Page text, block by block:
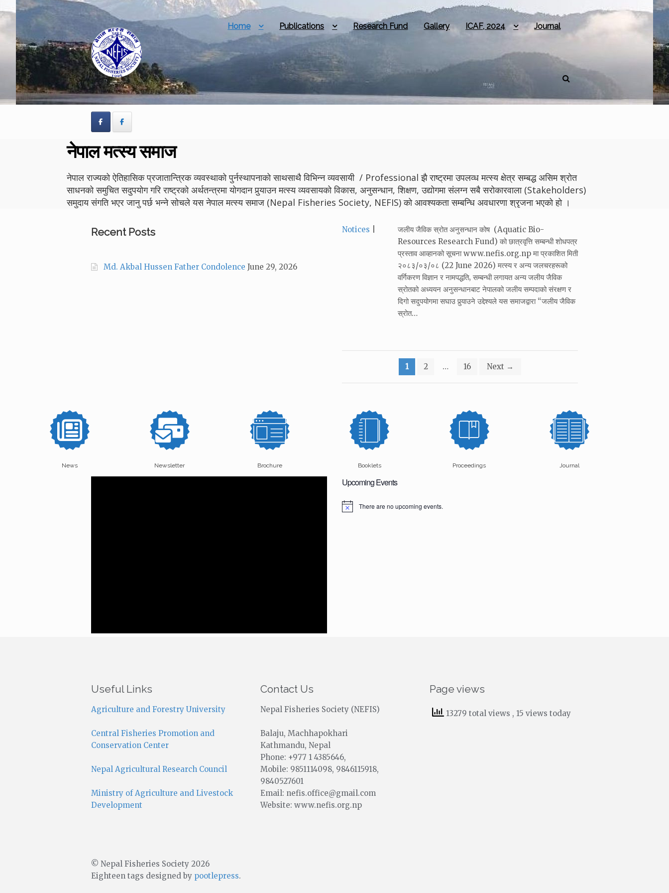
Skip
to
navigation
Skip
to
content
Home Publications Research Fund Gallery ICAF, 2024 Journal
नेपाल मत्स्य समाज
नेपाल राज्यको ऐतिहासिक प्रजातान्त्रिक व्यवस्थाको पुर्नस्थापनाको साथसाथै विभिन्न व्यवसायी / Professional झै राष्ट्रमा उपलव्ध मत्स्य क्षेत्र सम्बद्ध असिम श्रोत
साधनको समुचित सदुपयोग गरि राष्ट्रको अर्थतन्त्रमा योगदान पुर्‍याउन मत्स्य व्यवसायको विकास, अनुसन्धान, शिक्षण, उद्योगमा संलग्न सबै सरोकारवाला (Stakeholders)
समुदाय संगति भएर जानु पर्छ भन्ने सोचले यस नेपाल मत्स्य समाज (Nepal Fisheries Society, NEFIS) को आवश्यकता सम्बन्धि अवधारणा श्रृजना भएको हो ।
Recent Posts
Md. Akbal Hussen Father Condolence June 29, 2026
Categories:
Notices
जलीय जैविक स्रोत अनुसन्धान कोष (Aquatic Bio-
Resources Research Fund) को छात्रवृत्ति सम्बन्धी शोधपत्र
प्रस्ताव आव्हानको सूचना www.nefis.org.np मा प्रकाशित मिती
२०८३/०३/०८ (22 June 2026) मत्स्य र अन्य जलचरहरूको
वर्गिकरण विज्ञान र नामपद्धति‚ सम्बन्धी लगायत अन्य जलीय जैविक
स्रोतको अध्ययन अनुसन्धानबाट नेपालको जलीय सम्पदाको संरक्षण र
दिगो सदुपयोगमा सघाउ पुर्‍याउने उद्देश्यले यस समाजद्वारा “जलीय जैविक
स्रोत…
pagination
1 2 … 16 Next →
News Newsletter Brochure Booklets Proceedings Journal
Upcoming Events
N
There are no upcoming events.
Useful Links
Agriculture and Forestry University
Central Fisheries Promotion and
Conservation Center
Nepal Agricultural Research Council
Ministry of Agriculture and Livestock
Development
Contact Us
Nepal Fisheries Society (NEFIS)
Balaju, Machhapokhari
Kathmandu, Nepal
Phone: +977 1 4385646,
Mobile: 9851114098, 9846115918,
9840527601
Email: nefis.office@gmail.com
Website: www.nefis.org.np
Page views
13279 total views , 15 views today
© Nepal Fisheries Society 2026
Eighteen tags designed by pootlepress.